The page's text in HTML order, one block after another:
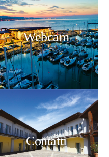
Webcam
Contatti